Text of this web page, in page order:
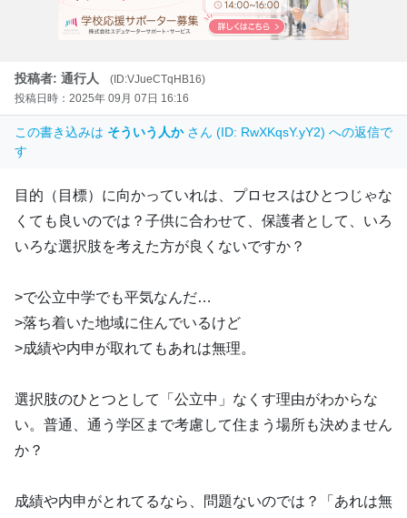
投稿者: 通行人
(ID:VJueCTqHB16)
投稿日時：2025年 09月 07日 16:16
この書き込みは そういう人か さん (ID: RwXKqsY.yY2) への返信で
す
目的（目標）に向かっていれは、プロセスはひとつじゃな
くても良いのでは？子供に合わせて、保護者として、いろ
いろな選択肢を考えた方が良くないですか？
>で公立中学でも平気なんだ…
>落ち着いた地域に住んでいるけど
>成績や内申が取れてもあれは無理。
選択肢のひとつとして「公立中」なくす理由がわからな
い。普通、通う学区まで考慮して住まう場所も決めません
か？
成績や内申がとれてるなら、問題ないのでは？「あれは無